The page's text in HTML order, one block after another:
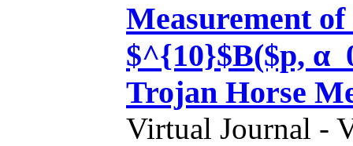
Measurement
$^{10}$B($p,
Trojan Horse
Virtual Journal -